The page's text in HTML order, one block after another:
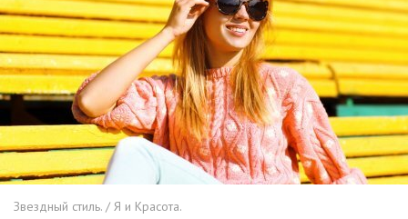
Звездный стиль. / Я и Красота.